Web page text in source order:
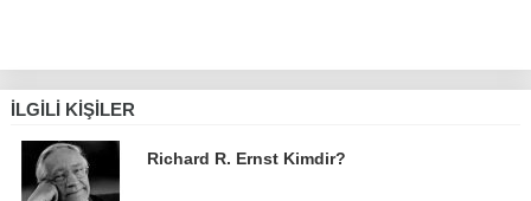
İLGILI KIŞILER
Richard R. Ernst Kimdir?